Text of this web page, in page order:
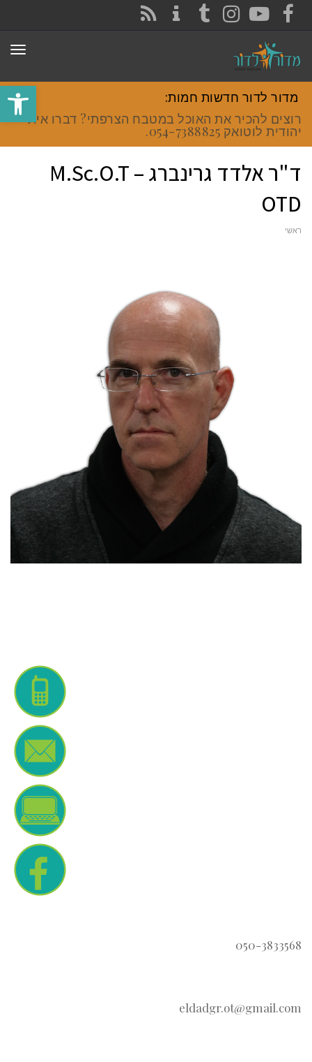
פתח
FACEBOOK
YOUTUBE
INSTAGRAM
TUMBLR
מדור לדור חדשות חמות:
רוצים להכיר את האוכל במטבח הצרפתי? דברו איתי
יהודית לוטואק 054-7388825.
ד"ר אלדד גרינברג – M.Sc.O.T
OTD
ראשי
050-3833568
eldadgr.ot@gmail.com